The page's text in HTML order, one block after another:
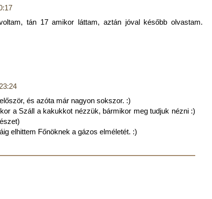
tán 17 amikor láttam, aztán jóval később olvastam.
és azóta már nagyon sokszor. :)
a Száll a kakukkot nézzük, bármikor meg tudjuk nézni :)
elhittem Főnöknek a gázos elméletét. :)